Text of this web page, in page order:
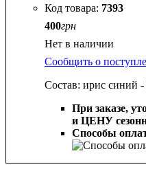
7393
400грн
Нет в наличии
Сообщить о
Состав: ирис синий -
При заказе,
и ЦЕНУ
Способы